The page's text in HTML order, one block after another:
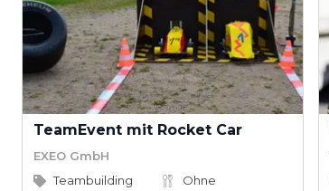
TeamEvent mit Rocket Car
EXEO GmbH
Teambuilding
Ohne